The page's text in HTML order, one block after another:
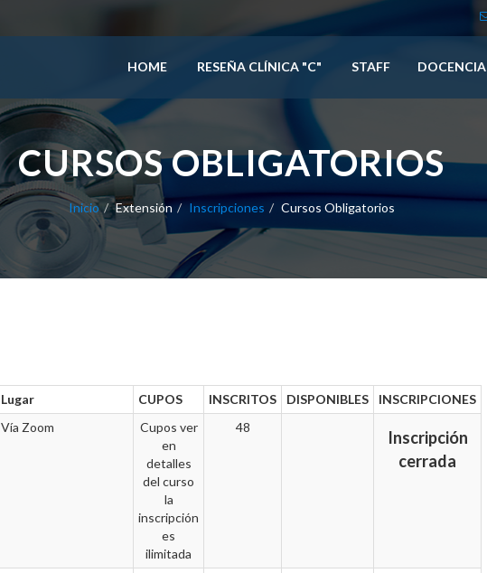
HOME RESEÑA CLÍNICA "C" STAFF DOCENCIA
CURSOS OBLIGATORIOS
Inicio Extensión Inscripciones Cursos Obligatorios
Lugar CUPOS INSCRITOS DISPONIBLES
INSCRIPCIONES
Vía Zoom
Cupos ver
en
detalles
del curso
la
inscripción
es
ilimitada
48
Inscripción
cerrada